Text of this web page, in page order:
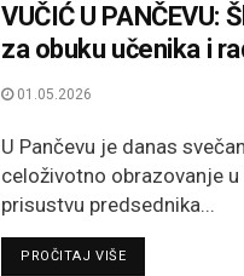
VUČIĆ U
za obuku učenika i
01.05.2026
U Pančevu je danas
celoživotno obrazovanje u
prisustvu predsednika...
PROČITAJ VIŠEDETAILS